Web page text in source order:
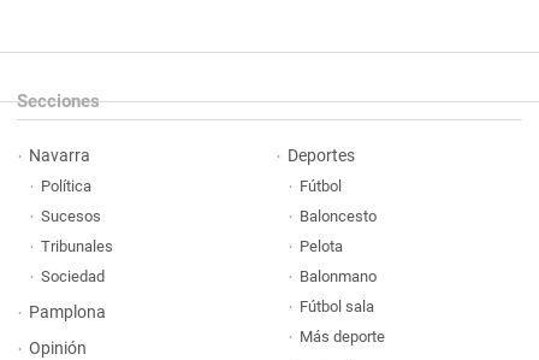
Secciones
Navarra
Política
Sucesos
Tribunales
Sociedad
Pamplona
Opinión
Deportes
Fútbol
Baloncesto
Pelota
Balonmano
Fútbol sala
Más deporte